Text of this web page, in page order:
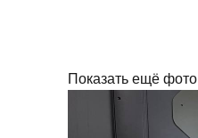
Показать ещё фото